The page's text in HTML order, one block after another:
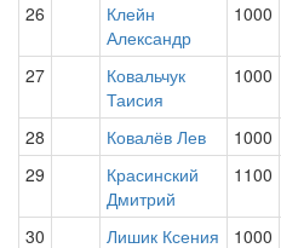
26
Клейн
Александр
1000
27
Ковальчук
Таисия
1000
28 Ковалёв Лев 1000
29
Красинский
Дмитрий
1100
30 Лишик Ксения 1000